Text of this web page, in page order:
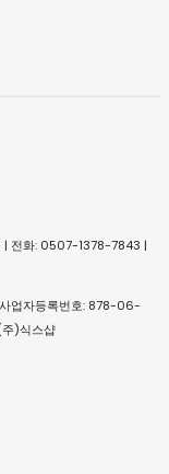
| 전화: 0507-1378-7843 |
업자등록번호: 878-06-
)식스샵